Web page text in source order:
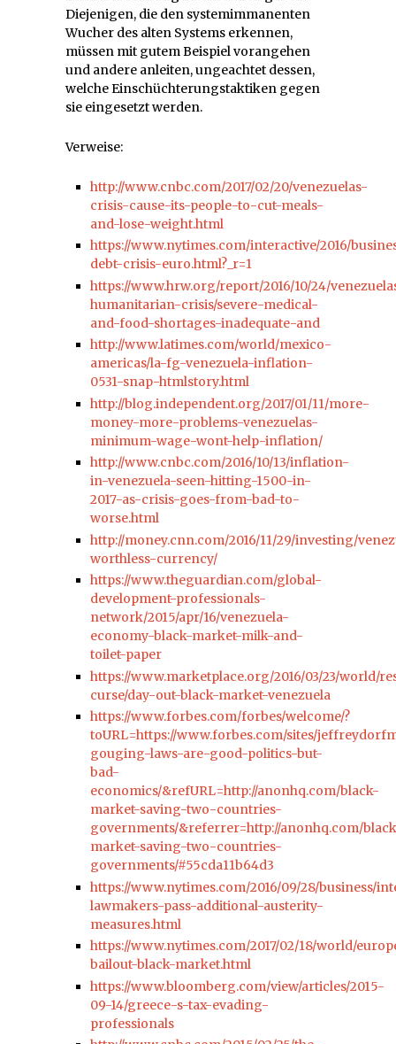
Diejenigen, die den systemimmanenten
Wucher des alten Systems erkennen,
müssen mit gutem Beispiel vorangehen
und andere anleiten, ungeachtet dessen,
welche Einschüchterungstaktiken gegen
sie eingesetzt werden.
Verweise:
http://www.cnbc.com/2017/02/20/venezuelas-
crisis-cause-its-people-to-cut-meals-
and-lose-weight.html
https://www.nytimes.com/interactive/2016/
debt-crisis-euro.html?_r=1
https://www.hrw.org/report/2016/10/24/
humanitarian-crisis/severe-medical-
and-food-shortages-inadequate-and
http://www.latimes.com/world/mexico-
americas/la-fg-venezuela-inflation-
0531-snap-htmlstory.html
http://blog.independent.org/2017/01/11/more-
money-more-problems-venezuelas-
minimum-wage-wont-help-inflation/
http://www.cnbc.com/2016/10/13/inflation-
in-venezuela-seen-hitting-1500-in-
2017-as-crisis-goes-from-bad-to-
worse.html
http://money.cnn.com/2016/11/29/investing/
worthless-currency/
https://www.theguardian.com/global-
development-professionals-
network/2015/apr/16/venezuela-
economy-black-market-milk-and-
toilet-paper
https://www.marketplace.org/2016/03/23/world/
curse/day-out-black-market-venezuela
https://www.forbes.com/forbes/welcome/?
toURL=https://www.forbes.com/sites/
gouging-laws-are-good-politics-but-
bad-
economics/&refURL=http://anonhq.com/black-
market-saving-two-countries-
governments/&referrer=http://anonhq.com/
market-saving-two-countries-
governments/#55cda11b64d3
https://www.nytimes.com/2016/09/28/business/
lawmakers-pass-additional-austerity-
measures.html
https://www.nytimes.com/2017/02/18/world/
bailout-black-market.html
https://www.bloomberg.com/view/articles/2015-
09-14/greece-s-tax-evading-
professionals